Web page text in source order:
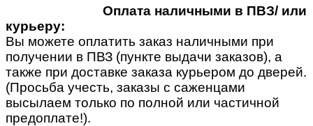
Оплата наличными в ПВЗ/ или
курьеру:
Вы можете оплатить заказ наличными при
получении в ПВЗ (пункте выдачи заказов), а
также при доставке заказа курьером до дверей.
(Просьба учесть, заказы с саженцами
высылаем только по полной или частичной
предоплате!).